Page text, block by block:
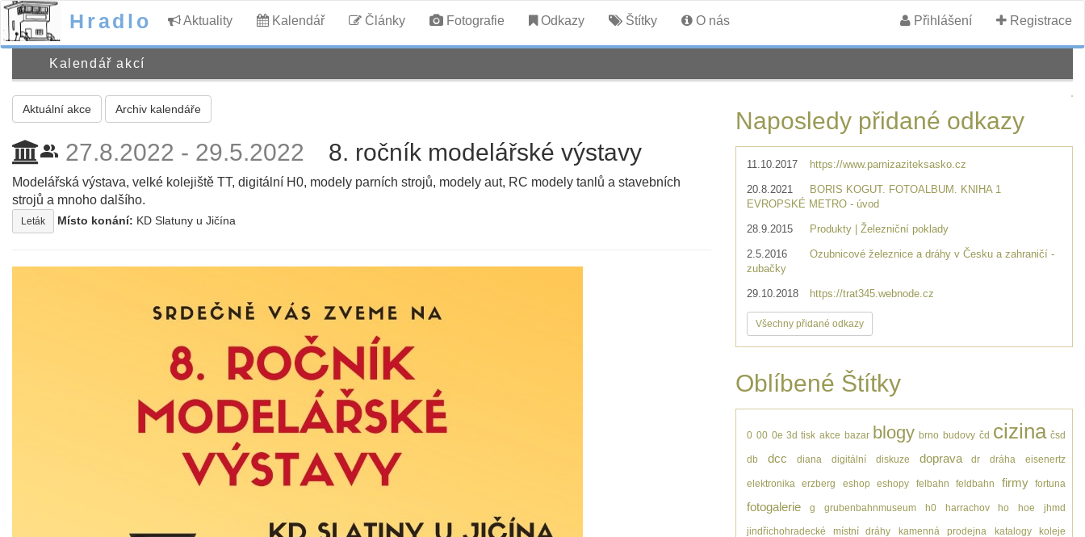
Hradlo Aktuality Kalendář Články Fotografie Odkazy Štítky O nás Přihlášení Registrace
Kalendář akcí
Aktuální akce Archiv kalendáře
people_alt 27.8.2022 - 29.5.2022 8. ročník modelářské výstavy
Modelářská výstava, velké kolejiště TT, digitální H0, modely parních strojů, modely aut, RC modely tanlů a stavebních
strojů a mnoho dalšího.
Leták Místo konání: KD Slatuny u Jičína
Naposledy přidané odkazy
11.10.2017 https://www.parnizaziteksasko.cz
20.8.2021
BORIS KOGUT. FOTOALBUM. KNIHA 1
EVROPSKÉ METRO - úvod
28.9.2015 Produkty | Železniční poklady
2.5.2016
Ozubnicové železnice a dráhy v Česku a zahraničí -
zubačky
29.10.2018 https://trat345.webnode.cz
Všechny přidané odkazy
Oblíbené Štítky
0 00 0e 3d tisk akce bazar blogy brno budovy čd cizina čsd
db dcc diana digitální diskuze doprava dr dráha eisenertz
elektronika erzberg eshop eshopy felbahn feldbahn firmy fortuna
fotogalerie g grubenbahnmuseum h0 harrachov ho hoe jhmd
jindřichohradecké místní dráhy kamenná prodejna katalogy koleje